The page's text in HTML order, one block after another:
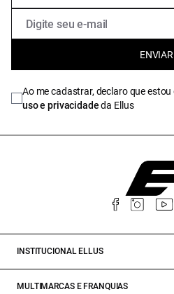
ENVIAR
Ao me cadastrar, declaro que
uso e privacidadeda Ellus
INSTITUCIONAL ELLUS
MULTIMARCAS E FRANQUIAS